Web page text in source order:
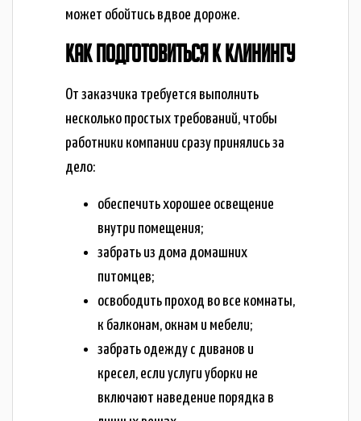
может обойтись вдвое дороже.
КАК ПОДГОТОВИТЬСЯ К КЛИНИНГУ
От заказчика требуется выполнить
несколько простых требований, чтобы
работники компании сразу принялись за
дело:
обеспечить хорошее освещение
внутри помещения;
забрать из дома домашних
питомцев;
освободить проход во все комнаты,
к балконам, окнам и мебели;
забрать одежду с диванов и
кресел, если услуги уборки не
включают наведение порядка в